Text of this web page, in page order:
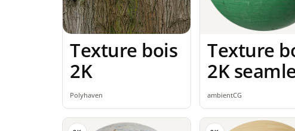
Texture bois
2K
Polyhaven
Texture
2K
ambientCG